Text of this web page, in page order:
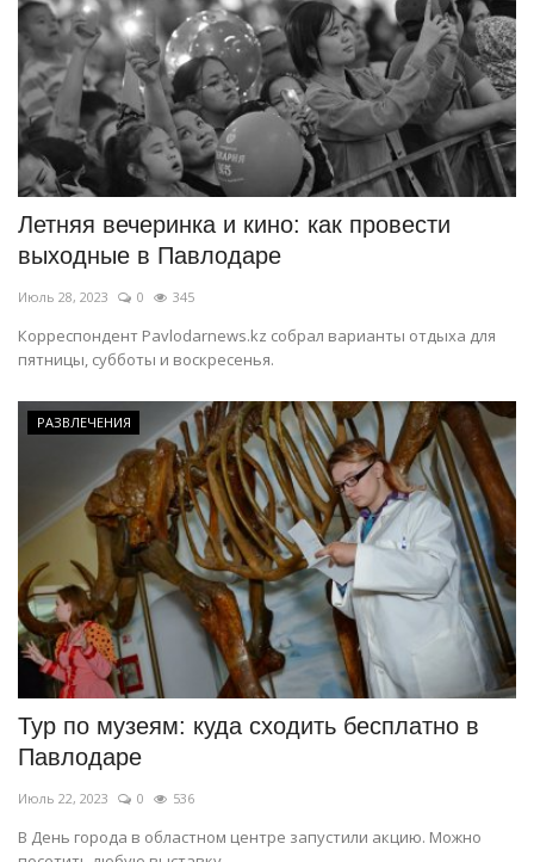
Летняя вечеринка и кино: как провести
выходные в Павлодаре
Июль 28, 2023 0 345
Корреспондент Pavlodarnews.kz собрал варианты отдыха для
пятницы, субботы и воскресенья.
РАЗВЛЕЧЕНИЯ
Тур по музеям: куда сходить бесплатно в
Павлодаре
Июль 22, 2023 0 536
В День города в областном центре запустили акцию. Можно